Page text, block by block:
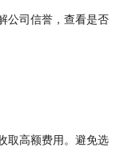
司信誉，查看是否
高额费用。避免选